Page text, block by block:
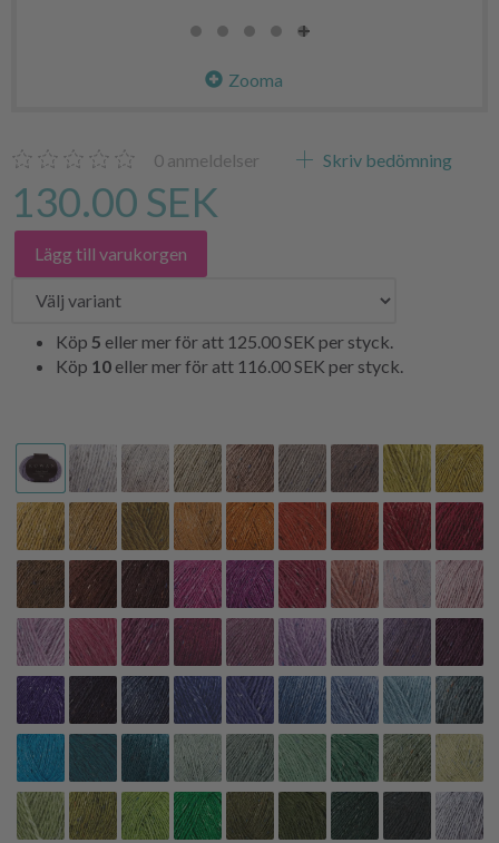
Zooma
0 anmeldelser Skriv bedömning
130.00 SEK
Lägg till varukorgen
Köp 5 eller mer för att 125.00 SEK per styck.
Köp 10 eller mer för att 116.00 SEK per styck.